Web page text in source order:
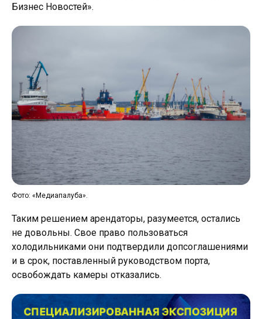
Бизнес Новостей».
Фото: «Медиапалуба».
Таким решением арендаторы, разумеется, остались
не довольны. Свое право пользоваться
холодильниками они подтвердили допсоглашениями
и в срок, поставленный руководством порта,
освобождать камеры отказались.